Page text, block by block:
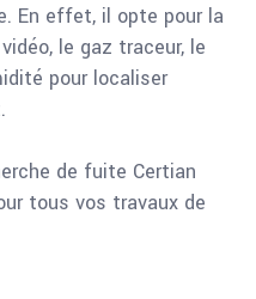
En effet, il opte pour la
le gaz traceur, le
pour localiser
de fuite Certian
tous vos travaux de